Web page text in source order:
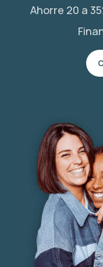
Ahorre 20 a